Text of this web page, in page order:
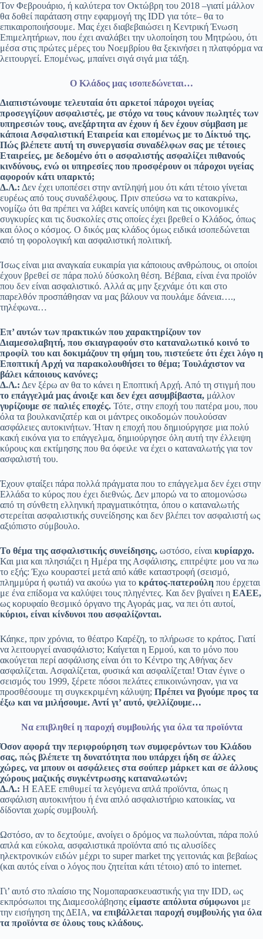
Τον Φεβρουάριο, ή καλύτερα τον Οκτώβρη του 2018 –γιατί μάλλον
θα δοθεί παράταση στην εφαρμογή της IDD για τότε– θα το
επικαιροποιήσουμε. Μας έχει διαβεβαιώσει η Κεντρική Ένωση
Επιμελητήριων, που έχει αναλάβει την υλοποίηση του Μητρώου, ότι
μέσα στις πρώτες μέρες του Νοεμβρίου θα ξεκινήσει η πλατφόρμα να
λειτουργεί. Επομένως, μπαίνει σιγά σιγά μια τάξη.
Ο Κλάδος μας ισοπεδώνεται…
Διαπιστώνουμε τελευταία ότι αρκετοί πάροχοι υγείας
προσεγγίζουν ασφαλιστές, με στόχο να τους κάνουν πωλητές των
υπηρεσιών τους, ανεξάρτητα αν έχουν ή δεν έχουν σύμβαση με
κάποια Ασφαλιστική Εταιρεία και επομένως με το Δίκτυό της.
Πώς βλέπετε αυτή τη συνεργασία συναδέλφων σας με τέτοιες
Εταιρείες, με δεδομένο ότι ο ασφαλιστής ασφαλίζει πιθανούς
κινδύνους, ενώ οι υπηρεσίες που προσφέρουν οι πάροχοι υγείας
αφορούν κάτι υπαρκτό;
Δ.Λ.: Δεν έχει υποπέσει στην αντίληψή μου ότι κάτι τέτοιο γίνεται
ευρέως από τους συναδέλφους. Πριν σπεύσω να το κατακρίνω,
νομίζω ότι θα πρέπει να λάβει κανείς υπόψη και τις οικονομικές
συγκυρίες και τις δυσκολίες στις οποίες έχει βρεθεί ο Κλάδος, όπως
και όλος ο κόσμος. Ο δικός μας κλάδος όμως ειδικά ισοπεδώνεται
από τη φορολογική και ασφαλιστική πολιτική.
Ίσως είναι μια αναγκαία ευκαιρία για κάποιους ανθρώπους, οι οποίοι
έχουν βρεθεί σε πάρα πολύ δύσκολη θέση. Βέβαια, είναι ένα προϊόν
που δεν είναι ασφαλιστικό. Αλλά ας μην ξεχνάμε ότι και στο
παρελθόν προσπάθησαν να μας βάλουν να πουλάμε δάνεια….,
τηλέφωνα…
Επ’ αυτών των πρακτικών που χαρακτηρίζουν τον
Διαμεσολαβητή, που σκιαγραφούν στο καταναλωτικό κοινό το
προφίλ του και δοκιμάζουν τη φήμη του, πιστεύετε ότι έχει λόγο η
Εποπτική Αρχή να παρακολουθήσει το θέμα; Τουλάχιστον να
βάλει κάποιους κανόνες;
Δ.Λ.: Δεν ξέρω αν θα το κάνει η Εποπτική Αρχή. Από τη στιγμή που
το επάγγελμά μας άνοιξε και δεν έχει ασυμβίβαστα, μάλλον
γυρίζουμε σε παλιές εποχές. Τότε, στην εποχή του πατέρα μου, που
όλα τα βουλκανιζατέρ και οι μάντρες οικοδομών πουλούσαν
ασφάλειες αυτοκινήτων. Ήταν η εποχή που δημιούργησε μια πολύ
κακή εικόνα για το επάγγελμα, δημιούργησε όλη αυτή την έλλειψη
κύρους και εκτίμησης που θα όφειλε να έχει ο καταναλωτής για τον
ασφαλιστή του.
Έχουν φταίξει πάρα πολλά πράγματα που το επάγγελμα δεν έχει στην
Ελλάδα το κύρος που έχει διεθνώς. Δεν μπορώ να το απομονώσω
από τη σύνθετη ελληνική πραγματικότητα, όπου ο καταναλωτής
στερείται ασφαλιστικής συνείδησης και δεν βλέπει τον ασφαλιστή ως
αξιόπιστο σύμβουλο.
Το θέμα της ασφαλιστικής συνείδησης, ωστόσο, είναι κυρίαρχο.
Και μια και πλησιάζει η Ημέρα της Ασφάλισης, επιτρέψτε μου να πω
το εξής: Έχω κουραστεί μετά από κάθε καταστροφή (σεισμό,
πλημμύρα ή φωτιά) να ακούω για το κράτος-πατερούλη που έρχεται
με ένα επίδομα να καλύψει τους πληγέντες. Και δεν βγαίνει η ΕΑΕΕ,
ως κορυφαίο θεσμικό όργανο της Αγοράς μας, να πει ότι αυτοί,
κύριοι, είναι κίνδυνοι που ασφαλίζονται.
Κάηκε, πριν χρόνια, το θέατρο Καρέζη, το πλήρωσε το κράτος. Γιατί
να λειτουργεί ανασφάλιστο; Καίγεται η Ερμού, και το μόνο που
ακούγεται περί ασφάλισης είναι ότι το Κέντρο της Αθήνας δεν
ασφαλίζεται. Ασφαλίζεται, φυσικά και ασφαλίζεται! Όταν έγινε ο
σεισμός του 1999, ξέρετε πόσοι πελάτες επικοινώνησαν, για να
προσθέσουμε τη συγκεκριμένη κάλυψη; Πρέπει να βγούμε προς τα
έξω και να μιλήσουμε. Αντί γι’ αυτό, ψελλίζουμε…
Να επιβληθεί η παροχή συμβουλής για όλα τα προϊόντα
Όσον αφορά την περιφρούρηση των συμφερόντων του Κλάδου
σας, πώς βλέπετε τη δυνατότητα που υπάρχει ήδη σε άλλες
χώρες, να μπουν οι ασφάλειες στα σούπερ μάρκετ και σε άλλους
χώρους μαζικής συγκέντρωσης καταναλωτών;
Δ.Λ.: Η ΕΑΕΕ επιθυμεί τα λεγόμενα απλά προϊόντα, όπως η
ασφάλιση αυτοκινήτου ή ένα απλό ασφαλιστήριο κατοικίας, να
δίδονται χωρίς συμβουλή.
Ωστόσο, αν το δεχτούμε, ανοίγει ο δρόμος να πωλούνται, πάρα πολύ
απλά και εύκολα, ασφαλιστικά προϊόντα από τις αλυσίδες
ηλεκτρονικών ειδών μέχρι το super market της γειτονιάς και βεβαίως
(και αυτός είναι ο λόγος που ζητείται κάτι τέτοιο) από το internet.
Γι’ αυτό στο πλαίσιο της Νομοπαρασκευαστικής για την IDD, ως
εκπρόσωποι της Διαμεσολάβησης είμαστε απόλυτα σύμφωνοι με
την εισήγηση της ΔΕΙΑ, να επιβάλλεται παροχή συμβουλής για όλα
τα προϊόντα σε όλους τους κλάδους.